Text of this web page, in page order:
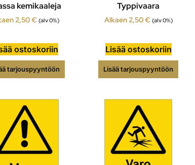
kemikaaleja
2,50€ (alv 0%)
ostoskoriin
tarjouspyyntöön
Typpivaara
Alkaen2,50€ (alv 0%)
Lisää ostoskoriin
Lisää tarjouspyyntöön